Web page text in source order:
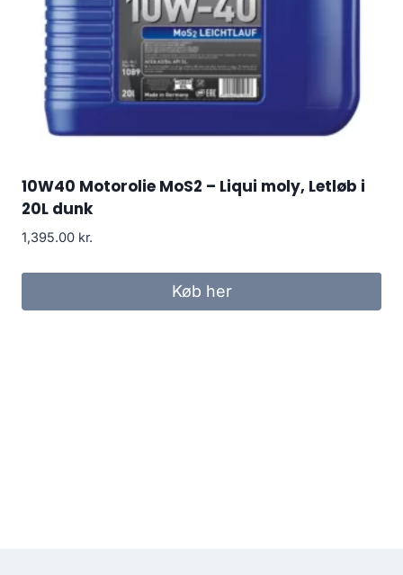
10W40 Motorolie MoS2 – Liqui moly, Letløb i
20L dunk
1,395.00 kr.
Køb her